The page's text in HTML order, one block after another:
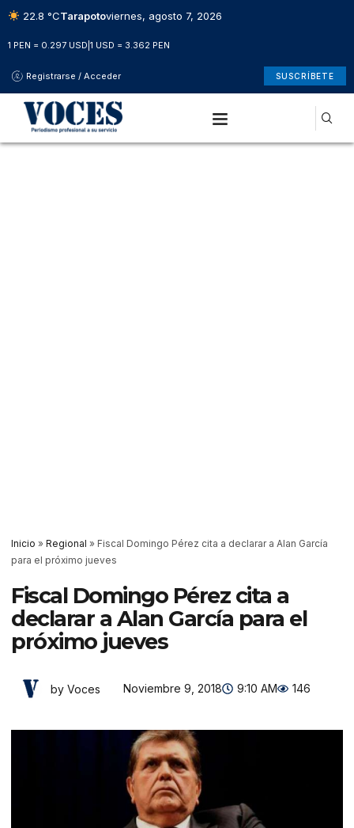
22.8 °CTarapotoviernes, agosto 7, 2026
1 PEN = 0.297 USD 1 USD = 3.362 PEN
Registrarse / Acceder SUSCRÍBETE
Inicio » Regional » Fiscal Domingo Pérez cita a declarar a Alan García
para el próximo jueves
Fiscal Domingo Pérez cita a
declarar a Alan García para el
próximo jueves
by Voces Noviembre 9, 2018 9:10 AM 146